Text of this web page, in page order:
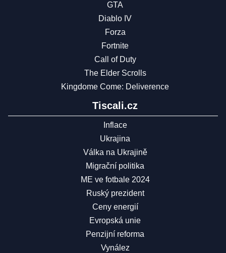
GTA
Diablo IV
Forza
Fortnite
Call of Duty
The Elder Scrolls
Kingdome Come: Deliverence
Tiscali.cz
Inflace
Ukrajina
Válka na Ukrajině
Migrační politika
ME ve fotbale 2024
Ruský prezident
Ceny energií
Evropská unie
Penzijní reforma
Vynález